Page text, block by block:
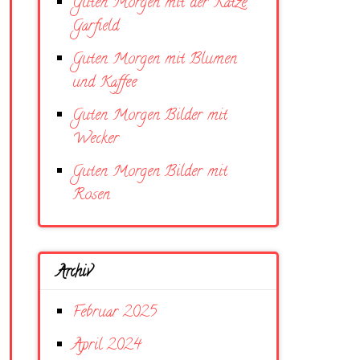
Garfield
Guten Morgen mit Blumen
und Kaffee
Guten Morgen Bilder mit
Wecker
Guten Morgen Bilder mit
Rosen
Archiv
Februar 2025
April 2024